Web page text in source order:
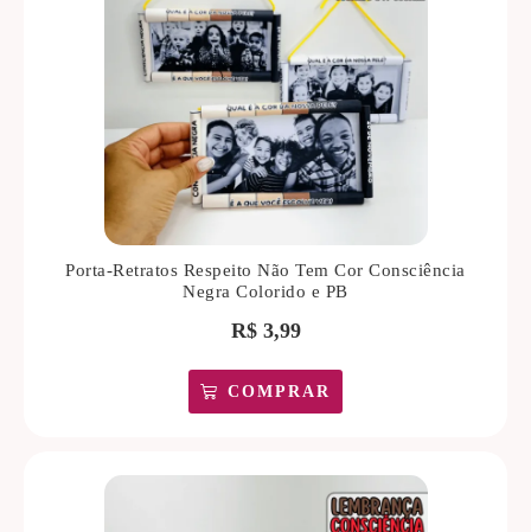
Porta-Retratos Respeito Não Tem Cor Consciência
Negra Colorido e PB
R$3,99
COMPRAR